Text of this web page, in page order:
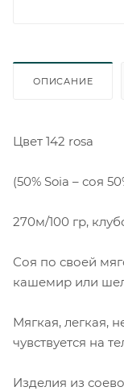
ОПИСАНИЕ
Цвет 142 rosa
(50% Soia – соя
270м/100 гр,
Соя по своей
кашемир или
Мягкая, легкая,
чувствуется на
Изделия из